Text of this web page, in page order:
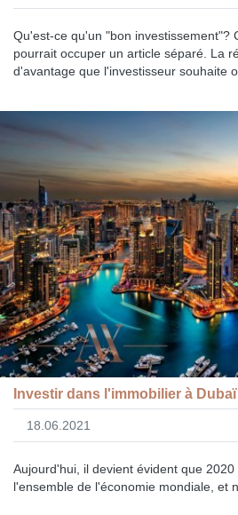
Qu'est-ce qu'un "bon investissement"?
pourrait occuper un article séparé. La
d'avantage que l'investisseur souhaite
Investir dans l'immobilier à
18.06.2021
Aujourd'hui, il devient évident que
l'ensemble de l'économie mondiale, et